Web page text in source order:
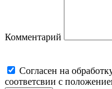
Комментарий
Cогласен на
соответсвии с